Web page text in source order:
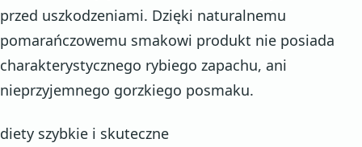
przed uszkodzeniami. Dzięki naturalnemu
pomarańczowemu smakowi produkt nie posiada
charakterystycznego rybiego zapachu, ani
nieprzyjemnego gorzkiego posmaku.
diety szybkie i skuteczne